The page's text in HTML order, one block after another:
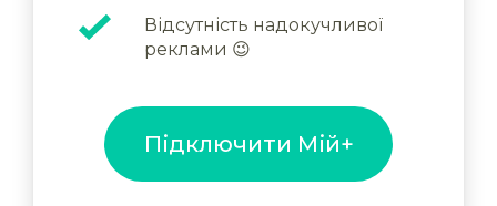
Відсутність надокучливої
реклами 😉
Підключити Мій+